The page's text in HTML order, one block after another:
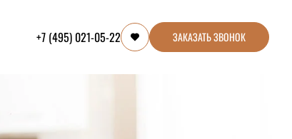
+7 (495) 021-05-22 ЗАКАЗАТЬ ЗВОНОК